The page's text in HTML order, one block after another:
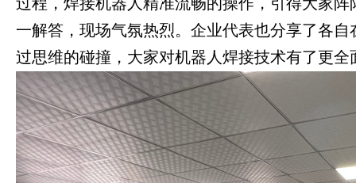
一解答，现场气氛热烈。企业代表也分享了各
过思维的碰撞，大家对机器人焊接技术有了更全